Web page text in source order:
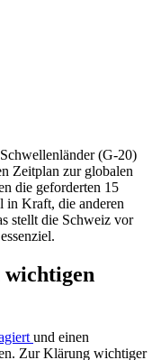
(G-20)
Zeitplan zur globalen
die geforderten 15
in Kraft, die anderen
stellt die Schweiz vor
wichtigen
und einen
Zur Klärung wichtiger